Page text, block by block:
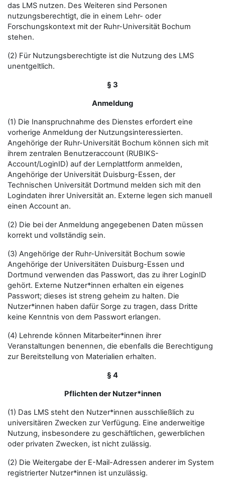
das LMS nutzen. Des Weiteren sind Personen
nutzungsberechtigt, die in einem Lehr- oder
Forschungskontext mit der Ruhr-Universität Bochum
stehen.
(2) Für Nutzungsberechtigte ist die Nutzung des LMS
unentgeltlich.
§ 3
Anmeldung
(1) Die Inanspruchnahme des Dienstes erfordert eine
vorherige Anmeldung der Nutzungsinteressierten.
Angehörige der Ruhr-Universität Bochum können sich mit
ihrem zentralen Benutzeraccount (RUBIKS-
Account/LoginID) auf der Lernplattform anmelden,
Angehörige der Universität Duisburg-Essen, der
Technischen Universität Dortmund melden sich mit den
Logindaten ihrer Universität an. Externe legen sich manuell
einen Account an.
(2) Die bei der Anmeldung angegebenen Daten müssen
korrekt und vollständig sein.
(3) Angehörige der Ruhr-Universität Bochum sowie
Angehörige der Universitäten Duisburg-Essen und
Dortmund verwenden das Passwort, das zu ihrer LoginID
gehört. Externe Nutzer*innen erhalten ein eigenes
Passwort; dieses ist streng geheim zu halten. Die
Nutzer*innen haben dafür Sorge zu tragen, dass Dritte
keine Kenntnis von dem Passwort erlangen.
(4) Lehrende können Mitarbeiter*innen ihrer
Veranstaltungen benennen, die ebenfalls die Berechtigung
zur Bereitstellung von Materialien erhalten.
§ 4
Pflichten der Nutzer*innen
(1) Das LMS steht den Nutzer*innen ausschließlich zu
universitären Zwecken zur Verfügung. Eine anderweitige
Nutzung, insbesondere zu geschäftlichen, gewerblichen
oder privaten Zwecken, ist nicht zulässig.
(2) Die Weitergabe der E-Mail-Adressen anderer im System
registrierter Nutzer*innen ist unzulässig.